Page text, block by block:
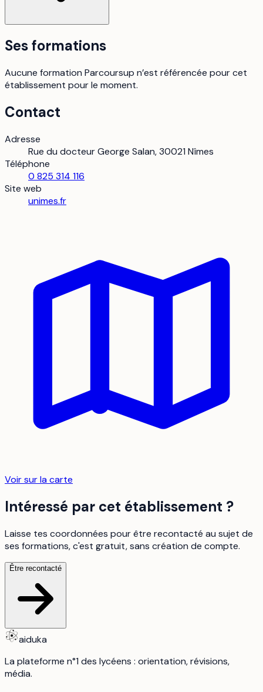
Ses formations
Aucune formation Parcoursup n’est référencée pour cet
établissement pour le moment.
Contact
Adresse
Rue du docteur George Salan, 30021 Nîmes
Téléphone
0 825 314 116
Site web
unimes.fr
Voir sur la carte
Intéressé par cet établissement ?
Laisse tes coordonnées pour être recontacté au sujet de
ses formations, c'est gratuit, sans création de compte.
Être recontacté
aiduka
La plateforme n°1 des lycéens : orientation, révisions,
média.